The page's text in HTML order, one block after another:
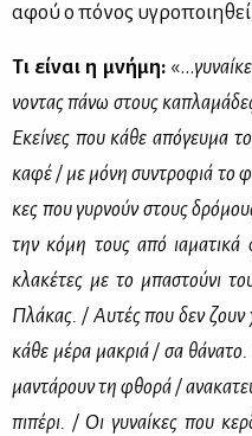
αφού ο πό­νος
Τι εί­ναι η μνή­μη: «…
νο­ντας πά­νω στους
Εκεί­νες που κά­θε από­γευ­μα
κα­φέ / με μό­νη συ­ντρο­φιά το
κες που γυρ­νούν στους
την κό­μη τους από
κλα­κέ­τες με το μπα­στού­νι
Πλά­κας. / Αυ­τές που δεν ζουν
κά­θε μέ­ρα μα­κριά / σα θά­να­το.
μα­ντά­ρουν τη φθο­ρά /
πι­πέ­ρι. / Οι γυ­ναί­κες που